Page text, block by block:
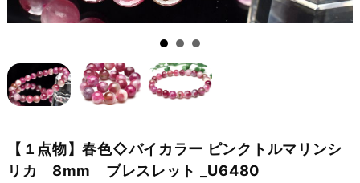
【１点物】春色◇バイカラー ピンクトルマリンシ
リカ 8mm ブレスレット _U6480